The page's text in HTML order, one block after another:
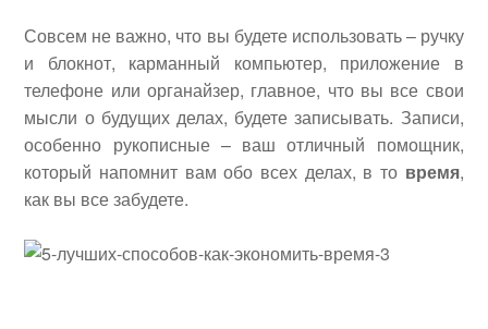
Совсем не важно, что вы будете использовать – ручку
и блокнот, карманный компьютер, приложение в
телефоне или органайзер, главное, что вы все свои
мысли о будущих делах, будете записывать. Записи,
особенно рукописные – ваш отличный помощник,
который напомнит вам обо всех делах, в то время,
как вы все забудете.